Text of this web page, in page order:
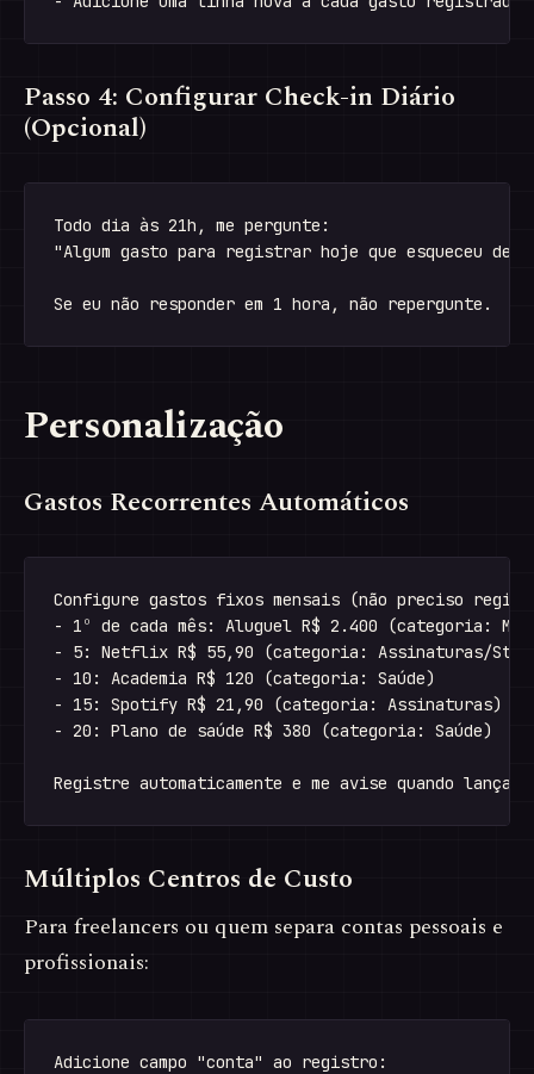
Passo 4: Configurar Check-in Diário
(Opcional)
Todo dia às 21h, me pergunte:
"Algum gasto para registrar hoje que esqueceu de
Personalização
Gastos Recorrentes Automáticos
Configure gastos fixos mensais (não preciso
- 1º de cada mês: Aluguel R$ 2.400 (categoria:
- 5: Netflix R$ 55,90 (categoria: Assinaturas/
- 10: Academia R$ 120 (categoria: Saúde)
- 15: Spotify R$ 21,90 (categoria: Assinaturas)
- 20: Plano de saúde R$ 380 (categoria: Saúde)
Múltiplos Centros de Custo
Para freelancers ou quem separa contas pessoais e
profissionais:
Adicione campo "conta" ao registro: